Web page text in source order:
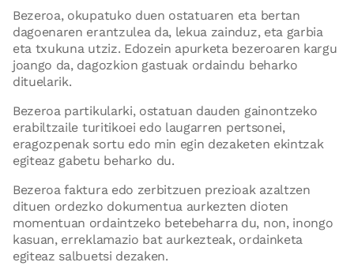
Bezeroa, okupatuko duen ostatuaren eta bertan
dagoenaren erantzulea da, lekua zainduz, eta garbia
eta txukuna utziz. Edozein apurketa bezeroaren kargu
joango da, dagozkion gastuak ordaindu beharko
dituelarik.
Bezeroa partikularki, ostatuan dauden gainontzeko
erabiltzaile turitikoei edo laugarren pertsonei,
eragozpenak sortu edo min egin dezaketen ekintzak
egiteaz gabetu beharko du.
Bezeroa faktura edo zerbitzuen prezioak azaltzen
dituen ordezko dokumentua aurkezten dioten
momentuan ordaintzeko betebeharra du, non, inongo
kasuan, erreklamazio bat aurkezteak, ordainketa
egiteaz salbuetsi dezaken.